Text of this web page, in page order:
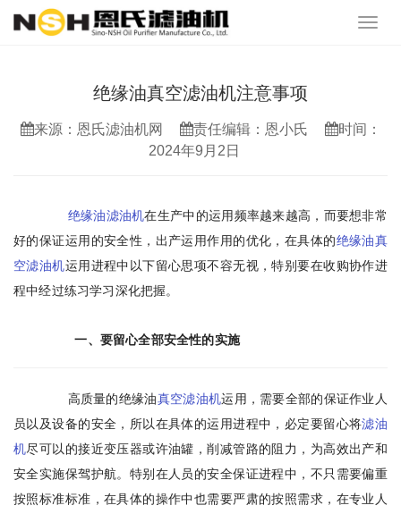
绝缘油真空滤油机注意事项
来源：恩氏滤油机网 责任编辑：恩小氏
时间：
2024年9月2日
绝缘油滤油机在生产中的运用频率越来越高，而要想非常
好的保证运用的安全性，出产运用作用的优化，在具体的绝缘油真
空滤油机运用进程中以下留心思项不容无视，特别要在收购协作进
程中经过练习学习深化把握。
一、要留心全部安全性的实施
高质量的绝缘油真空滤油机运用，需要全部的保证作业人
员以及设备的安全，所以在具体的运用进程中，必定要留心将滤油
机尽可以的接近变压器或许油罐，削减管路的阻力，为高效出产和
安全实施保驾护航。特别在人员的安全保证进程中，不只需要偏重
按照标准标准，在具体的操作中也需要严肃的按照需求，在专业人